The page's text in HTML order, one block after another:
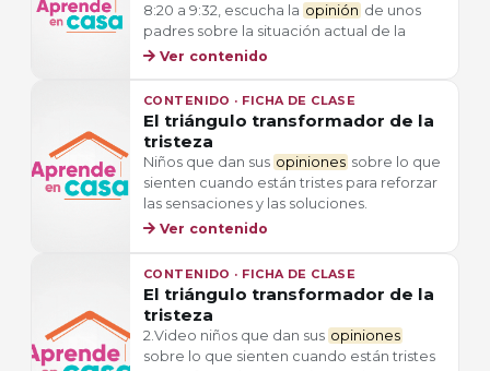
8:20 a 9:32, escucha la opinión de unos
padres sobre la situación actual de la
Ver contenido
CONTENIDO · FICHA DE CLASE
El triángulo transformador de la
tristeza
Niños que dan sus opiniones sobre lo que
sienten cuando están tristes para reforzar
las sensaciones y las soluciones.
Ver contenido
CONTENIDO · FICHA DE CLASE
El triángulo transformador de la
tristeza
2.Video niños que dan sus opiniones
sobre lo que sienten cuando están tristes